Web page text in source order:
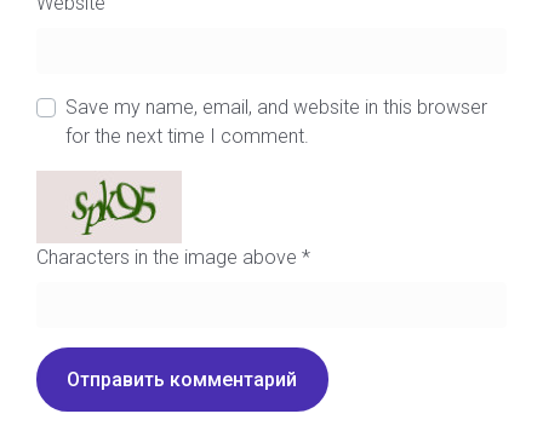
Save my name, email, and website in this browser
for the next time I comment.
Characters in the image above *